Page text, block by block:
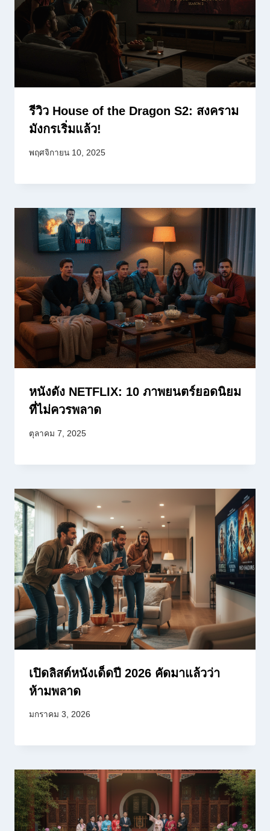
รีวิว House of the Dragon S2: สงคราม
มังกรเริ่มแล้ว!
พฤศจิกายน 10, 2025
หนังดัง NETFLIX: 10 ภาพยนตร์ยอดนิยม
ที่ไม่ควรพลาด
ตุลาคม 7, 2025
เปิดลิสต์หนังเด็ดปี 2026 คัดมาแล้วว่า
ห้ามพลาด
มกราคม 3, 2026